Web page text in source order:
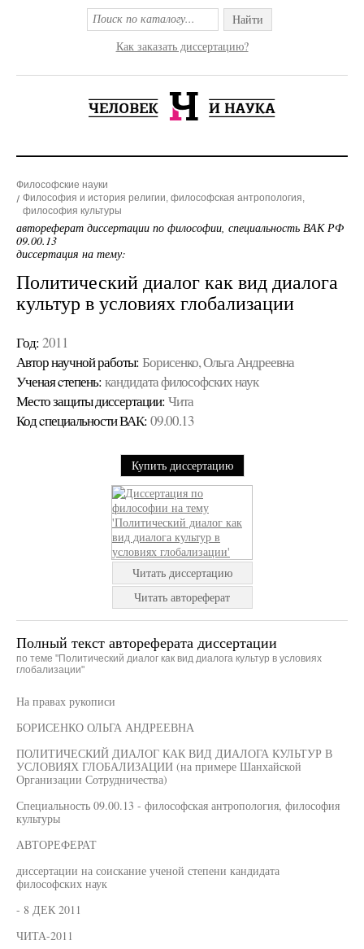
Найти
Как заказать диссертацию?
Философские науки
Философия и история религии, философская антропология,
философия культуры
автореферат диссертации по философии, специальность ВАК РФ
09.00.13
диссертация на тему:
Политический диалог как вид диалога
культур в условиях глобализации
Год: 2011
Автор научной работы: Борисенко, Ольга Андреевна
Ученая cтепень: кандидата философских наук
Место защиты диссертации: Чита
Код cпециальности ВАК: 09.00.13
Купить диссертацию
Читать диссертацию
Читать автореферат
Полный текст автореферата диссертации
по теме "Политический диалог как вид диалога культур в условиях
глобализации"
На правах рукописи
БОРИСЕНКО ОЛЬГА АНДРЕЕВНА
ПОЛИТИЧЕСКИЙ ДИАЛОГ КАК ВИД ДИАЛОГА КУЛЬТУР В
УСЛОВИЯХ ГЛОБАЛИЗАЦИИ (на примере Шанхайской
Организации Сотрудничества)
Специальность 09.00.13 - философская антропология, философия
культуры
АВТОРЕФЕРАТ
диссертации на соискание ученой степени кандидата
философских наук
- 8 ДЕК 2011
ЧИТА-2011